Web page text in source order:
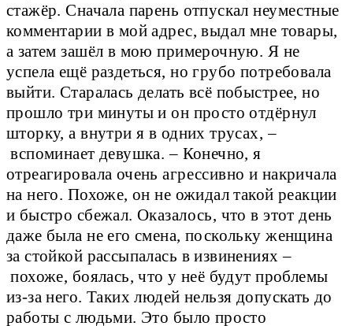
стажёр. Сначала парень отпускал неуместные
комментарии в мой адрес, выдал мне товары,
а затем зашёл в мою примерочную. Я не
успела ещё раздеться, но грубо потребовала
выйти. Старалась делать всё побыстрее, но
прошло три минуты и он просто отдёрнул
шторку, а внутри я в одних трусах, –
вспоминает девушка. – Конечно, я
отреагировала очень агрессивно и накричала
на него. Похоже, он не ожидал такой реакции
и быстро сбежал. Оказалось, что в этот день
даже была не его смена, поскольку женщина
за стойкой рассыпалась в извинениях –
похоже, боялась, что у неё будут проблемы
из-за него. Таких людей нельзя допускать до
работы с людьми. Это было просто